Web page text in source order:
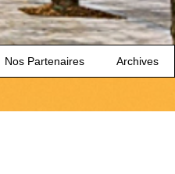
Nos Partenaires Archives